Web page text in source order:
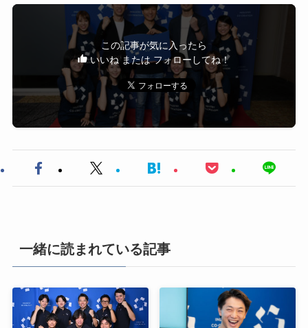
この記事が気に入ったら
いいね または フォローしてね！
一緒に読まれている記事